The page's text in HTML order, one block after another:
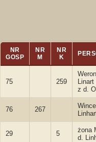
NR
GOSP
NR
M
NR
K
75 259
Linart
z d.
76 267
29 5
żona
d.